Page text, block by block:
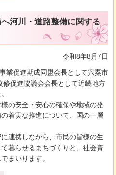
へ河川・道路整備に関する
令和8年8月7日
業促進期成同盟会長として宍粟市
修促進協議会会長として近畿地方
の安全・安心の確保や地域の発
着実な推進について、国の一層
連携しながら、市民の皆様の生
暮らせるまちづくりと、社会資
まいります。